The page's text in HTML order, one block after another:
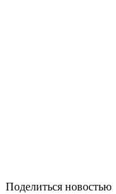
Поделиться новостью